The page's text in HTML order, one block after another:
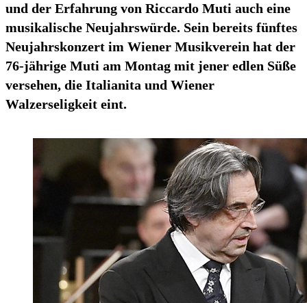
und der Erfahrung von Riccardo Muti auch eine
musikalische Neujahrswürde. Sein bereits fünftes
Neujahrskonzert im Wiener Musikverein hat der
76-jährige Muti am Montag mit jener edlen Süße
versehen, die Italianita und Wiener
Walzerseligkeit eint.